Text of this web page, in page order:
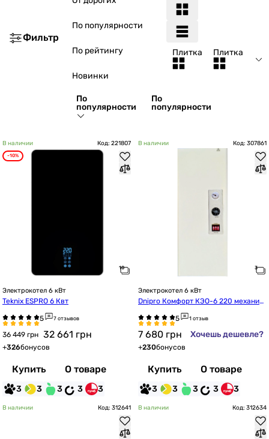
Фильтр
По популярности
По рейтингу
Новинки
По
популярности
По
популярности
Плитка Плитка
В наличии Код: 221807
-10%
Электрокотел 6 кВт
Teknix ESPRO 6 Квт
7 отзывов
36 449 грн 32 661 грн
+326бонусов
Купить О товаре
3 3 3 3 3
В наличии Код: 307861
Электрокотел 6 кВт
Dnipro Комфорт КЭО-6 220 механич
еский с насосом IBO
1 отзыв
7 680 грн Хочешь дешевле?
+230бонусов
Купить О товаре
3 3 3 3 3
В наличии Код: 312641 В наличии Код: 312634